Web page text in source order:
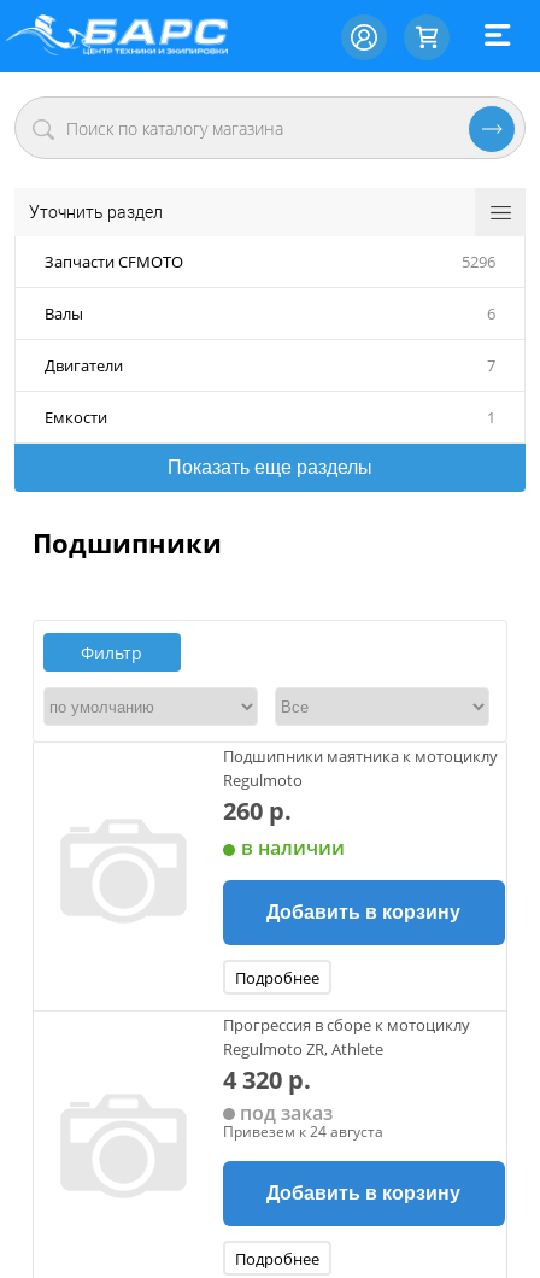
Уточнить раздел
Запчасти CFMOTO 5296
Валы 6
Двигатели 7
Емкости 1
Показать еще разделы
Подшипники
Фильтр
Подшипники маятника к мотоциклу
Regulmoto
260 р.
в наличии
Добавить в корзину
Подробнее
Прогрессия в сборе к мотоциклу
Regulmoto ZR, Athlete
4 320 р.
под заказ
Привезем к 24 августа
Добавить в корзину
Подробнее